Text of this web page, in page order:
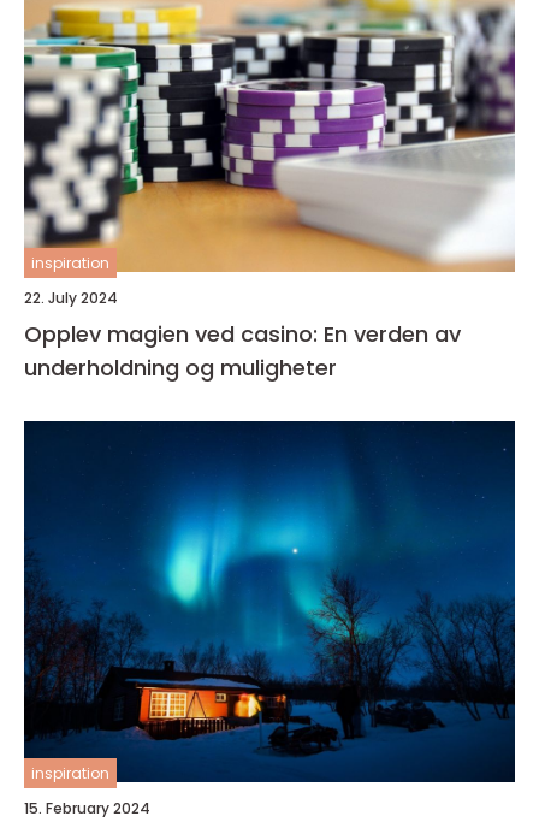
inspiration
22. July 2024
Opplev magien ved casino: En verden av
underholdning og muligheter
inspiration
15. February 2024